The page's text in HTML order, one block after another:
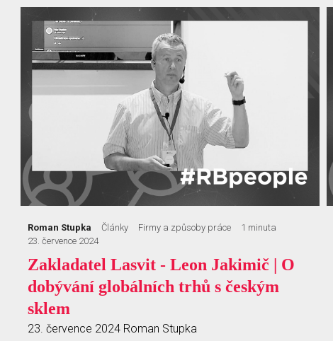
Roman Stupka Články Firmy a způsoby práce
1 minuta
23. července 2024
Zakladatel Lasvit - Leon Jakimič | O
dobývání globálních trhů s českým
sklem
23. července 2024 Roman Stupka